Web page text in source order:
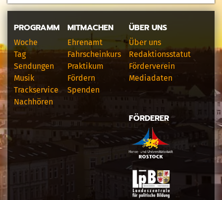
PROGRAMM
Woche
Tag
Sendungen
Musik
Trackservice
Nachhören
MITMACHEN
Ehrenamt
Fahrscheinkurs
Praktikum
Fördern
Spenden
ÜBER UNS
Über uns
Redaktionsstatut
Förderverein
Mediadaten
FÖRDERER